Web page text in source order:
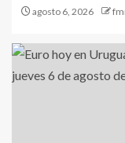
agosto 6, 2026